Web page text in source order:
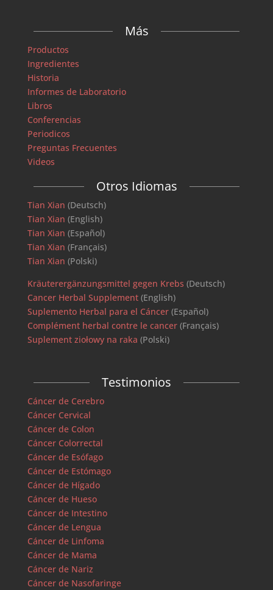
Más
Productos
Ingredientes
Historia
Informes de Laboratorio
Libros
Conferencias
Periodicos
Preguntas Frecuentes
Videos
Otros Idiomas
Tian Xian (Deutsch)
Tian Xian (English)
Tian Xian (Español)
Tian Xian (Français)
Tian Xian (Polski)
Kräuterergänzungsmittel gegen Krebs (Deutsch)
Cancer Herbal Supplement(English)
Suplemento Herbal para el Cáncer(Español)
Complément herbal contre le cancer(Français)
Suplement ziołowy na raka (Polski)
Testimonios
Cáncer de Cerebro
Cáncer Cervical
Cáncer de Colon
Cáncer Colorrectal
Cáncer de Esófago
Cáncer de Estómago
Cáncer de Hígado
Cáncer de Hueso
Cáncer de Intestino
Cáncer de Lengua
Cáncer de Linfoma
Cáncer de Mama
Cáncer de Nariz
Cáncer de Nasofaringe